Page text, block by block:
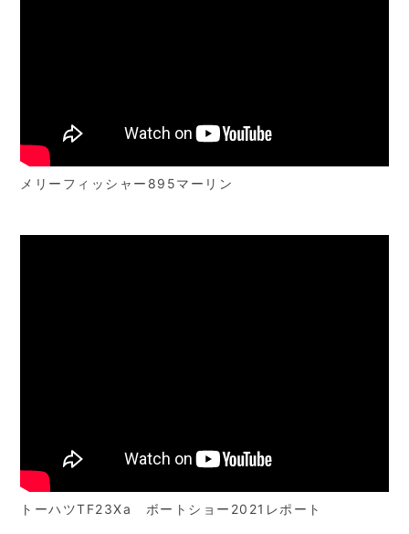
メリーフィッシャー895マーリン
トーハツTF23Xa ボートショー2021レポート